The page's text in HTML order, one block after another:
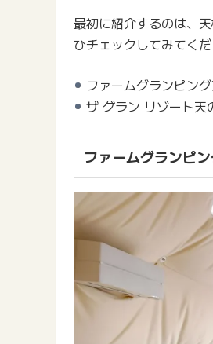
最初に紹介するのは、
ひチェックしてみてくだ
ファームグランピン
ザ グラン リゾート天
ファームグランピ